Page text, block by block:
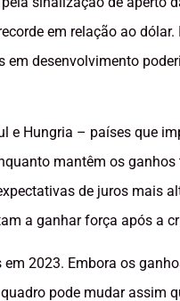
em relação ao
desenvolvimento
e Hungria – países que
mantêm os
de juros mais
a ganhar força após a
2023. Embora os
pode mudar assim